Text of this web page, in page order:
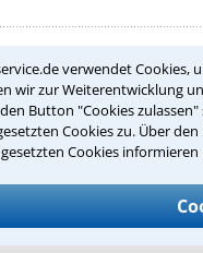
verwendet Cookies,
wir zur Weiterentwicklung
Button "Cookies
Cookies zu. Über
Cookies